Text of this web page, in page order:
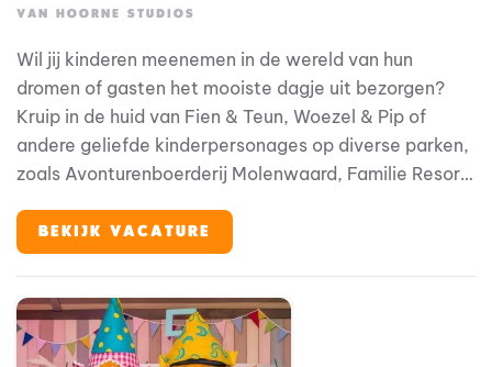
VAN HOORNE STUDIOS
Wil jij kinderen meenemen in de wereld van hun
dromen of gasten het mooiste dagje uit bezorgen?
Kruip in de huid van Fien & Teun, Woezel & Pip of
andere geliefde kinderpersonages op diverse parken,
zoals Avonturenboerderij Molenwaard, Familie Resort
Tovertuin, maar ook op andere (internationale)
locaties. Zit je vol ambitie? En ben je op zoek naar
BEKIJK VACATURE